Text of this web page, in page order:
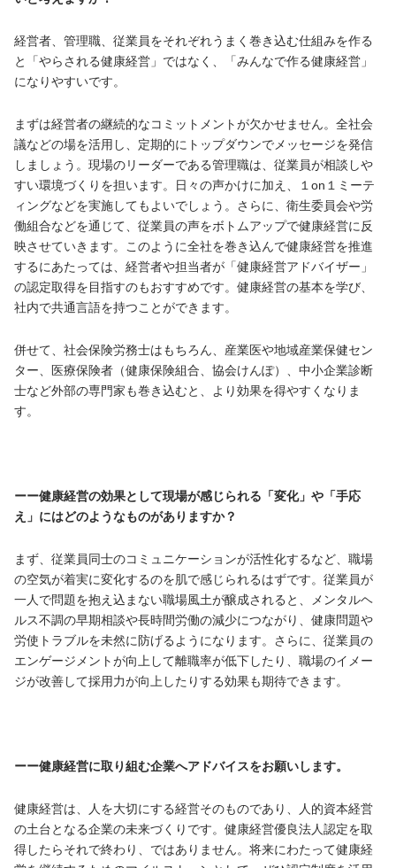
経営者、管理職、従業員をそれぞれうまく巻き込む仕組みを作る
と「やらされる健康経営」ではなく、「みんなで作る健康経営」
になりやすいです。
まずは経営者の継続的なコミットメントが欠かせません。全社会
議などの場を活用し、定期的にトップダウンでメッセージを発信
しましょう。現場のリーダーである管理職は、従業員が相談しや
すい環境づくりを担います。日々の声かけに加え、１on１ミーテ
ィングなどを実施してもよいでしょう。さらに、衛生委員会や労
働組合などを通じて、従業員の声をボトムアップで健康経営に反
映させていきます。このように全社を巻き込んで健康経営を推進
するにあたっては、経営者や担当者が「健康経営アドバイザー」
の認定取得を目指すのもおすすめです。健康経営の基本を学び、
社内で共通言語を持つことができます。
併せて、社会保険労務士はもちろん、産業医や地域産業保健セン
ター、医療保険者（健康保険組合、協会けんぽ）、中小企業診断
士など外部の専門家も巻き込むと、より効果を得やすくなりま
す。
ーー健康経営の効果として現場が感じられる「変化」や「手応
え」にはどのようなものがありますか？
まず、従業員同士のコミュニケーションが活性化するなど、職場
の空気が着実に変化するのを肌で感じられるはずです。従業員が
一人で問題を抱え込まない職場風土が醸成されると、メンタルヘ
ルス不調の早期相談や長時間労働の減少につながり、健康問題や
労使トラブルを未然に防げるようになります。さらに、従業員の
エンゲージメントが向上して離職率が低下したり、職場のイメー
ジが改善して採用力が向上したりする効果も期待できます。
ーー健康経営に取り組む企業へアドバイスをお願いします。
健康経営は、人を大切にする経営そのものであり、人的資本経営
の土台となる企業の未来づくりです。健康経営優良法人認定を取
得したらそれで終わり、ではありません。将来にわたって健康経